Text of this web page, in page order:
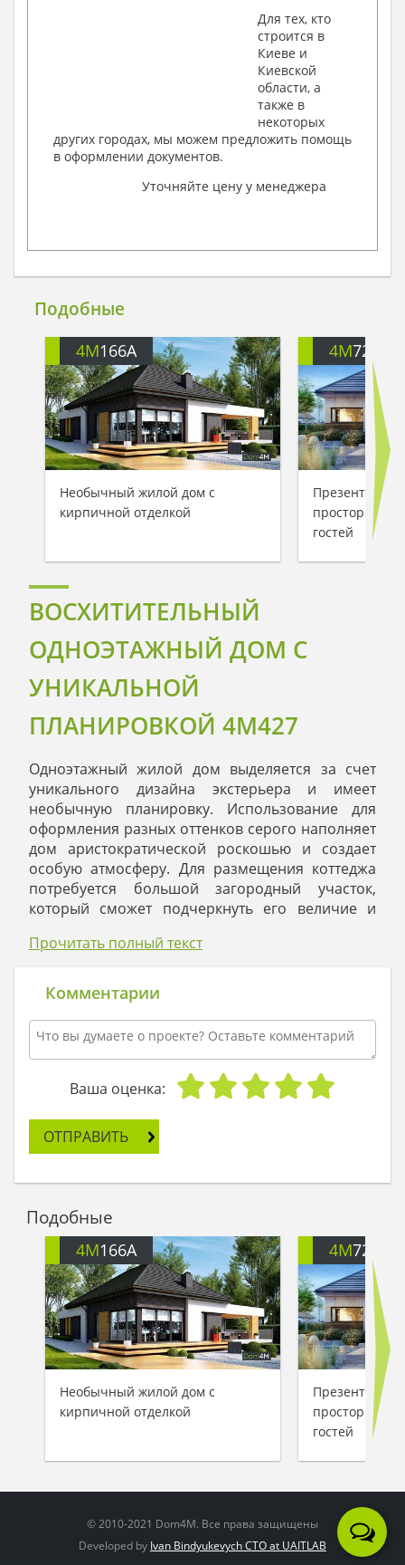
Для тех, кто
строится в
Киеве и
Киевской
области, а
также в
некоторых
других городах, мы можем предложить помощь
в оформлении документов.
Уточняйте цену у менеджера
Подобные
4M166A
Необычный жилой дом с
кирпичной отделкой
4M722
просторной
гостей
ВОСХИТИТЕЛЬНЫЙ
ОДНОЭТАЖНЫЙ ДОМ С
УНИКАЛЬНОЙ
ПЛАНИРОВКОЙ 4M427
Одноэтажный жилой дом выделяется за счет
уникального дизайна экстерьера и имеет
необычную планировку. Использование для
оформления разных оттенков серого наполняет
дом аристократической роскошью и создает
особую атмосферу. Для размещения коттеджа
потребуется большой загородный участок,
который сможет подчеркнуть его величие и
Внутреннее пространство рационально
часть имеет солидные размеры и позволит
хозяевам хранить несколько единиц
транспорта. Просторная мастерская площадью
более 11 квадратов может быть использована
для разнообразных хозяйственных нужд.
Три спальни выделены в отдельный блок.
хозяина. За счет собственного санузла,
гардероба ивыхода на веранду даруют
Гостиная зона имеет значительные размеры.
Центральное место выделено под камин. У его
теплых стен чувствуешь себя защищенным и
согретым. Кухня отделена, ее подсобное
помещение отлично справится с хранением
пищевых запасов. Столовая отнесена в угловую
зону. С двух сторон громадные окна превратят
прием пищи в восхитительное по красоте
мероприятие.
Прочитать полный текст
Комментарии
Ваша оценка:
ОТПРАВИТЬ
Подобные
4M166A
Необычный жилой дом с
кирпичной отделкой
4M722
просторной
гостей
© 2010-2021 Dom4M. Все права защищены
Developed by Ivan Bindyukevych CTO at UAITLAB